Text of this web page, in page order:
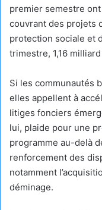
premier semestre
couvrant des projets
protection sociale et
trimestre, 1,16
Si les communautés
elles appellent à
litiges fonciers
lui, plaide pour une
programme au-delà
renforcement des
notamment
déminage.